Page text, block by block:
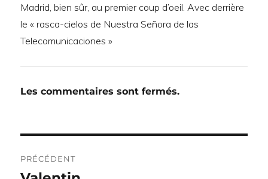
Madrid, bien sûr, au premier coup d’oeil. Avec derrière
le « rasca-cielos de Nuestra Señora de las
Telecomunicaciones »
Les commentaires sont fermés.
de
PRÉCÉDENT